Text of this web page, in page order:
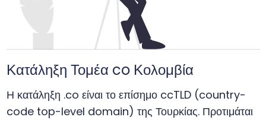
Κατάληξη Τομέα co Κολομβία
Η κατάληξη .co είναι το επίσημο ccTLD (country-
code top-level domain) της Τουρκίας. Προτιμάται